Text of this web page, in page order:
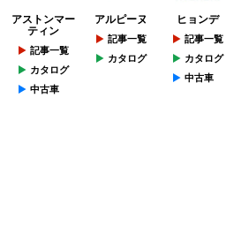
アストンマー
ティン
記事一覧
カタログ
中古車
アルピーヌ
記事一覧
カタログ
ヒョンデ
記事一覧
カタログ
中古車